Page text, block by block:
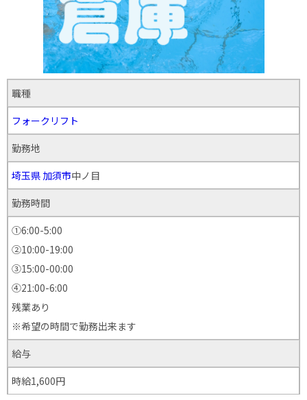
職種
フォークリフト
勤務地
埼玉県 加須市中ノ目
勤務時間
①6:00-5:00
②10:00-19:00
③15:00-00:00
④21:00-6:00
残業あり
※希望の時間で勤務出来ます
給与
時給1,600円